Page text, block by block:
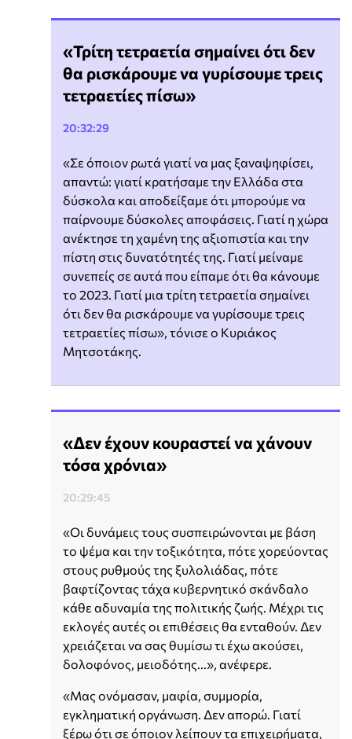
«Τρίτη τετραετία σημαίνει ότι δεν
θα ρισκάρουμε να γυρίσουμε τρεις
τετραετίες πίσω»
20:32:29
«Σε όποιον ρωτά γιατί να μας ξαναψηφίσει,
απαντώ: γιατί κρατήσαμε την Ελλάδα στα
δύσκολα και αποδείξαμε ότι μπορούμε να
παίρνουμε δύσκολες αποφάσεις. Γιατί η χώρα
ανέκτησε τη χαμένη της αξιοπιστία και την
πίστη στις δυνατότητές της. Γιατί μείναμε
συνεπείς σε αυτά που είπαμε ότι θα κάνουμε
το 2023. Γιατί μια τρίτη τετραετία σημαίνει
ότι δεν θα ρισκάρουμε να γυρίσουμε τρεις
τετραετίες πίσω», τόνισε ο Κυριάκος
Μητσοτάκης.
«Δεν έχουν κουραστεί να χάνουν
τόσα χρόνια»
20:29:45
«Οι δυνάμεις τους συσπειρώνονται με βάση
το ψέμα και την τοξικότητα, πότε χορεύοντας
στους ρυθμούς της ξυλολιάδας, πότε
βαφτίζοντας τάχα κυβερνητικό σκάνδαλο
κάθε αδυναμία της πολιτικής ζωής. Μέχρι τις
εκλογές αυτές οι επιθέσεις θα ενταθούν. Δεν
χρειάζεται να σας θυμίσω τι έχω ακούσει,
δολοφόνος, μειοδότης...», ανέφερε.
«Μας ονόμασαν, μαφία, συμμορία,
εγκληματική οργάνωση. Δεν απορώ. Γιατί
ξέρω ότι σε όποιον λείπουν τα επιχειρήματα,